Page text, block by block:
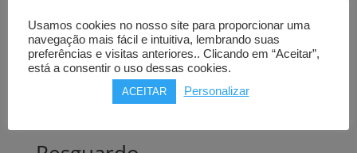
Usamos cookies no nosso site para proporcionar uma
navegação mais fácil e intuitiva, lembrando suas
preferências e visitas anteriores.. Clicando em “Aceitar”,
está a consentir o uso dessas cookies.
ACEITAR Personalizar